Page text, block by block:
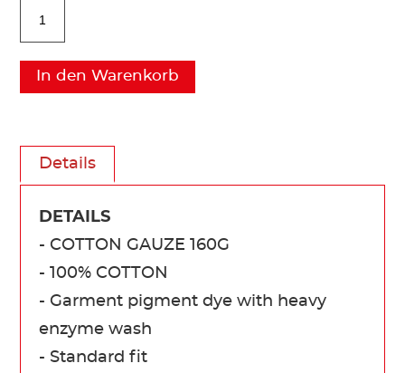
In den Warenkorb
Details
DETAILS
- COTTON GAUZE 160G
- 100% COTTON
- Garment pigment dye with heavy
enzyme wash
- Standard fit